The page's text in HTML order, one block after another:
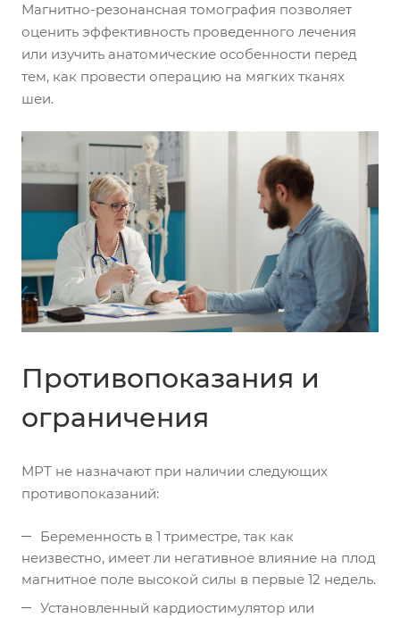
Магнитно-резонансная томография позволяет
оценить эффективность проведенного лечения
или изучить анатомические особенности перед
тем, как провести операцию на мягких тканях
шеи.
Противопоказания и
ограничения
МРТ не назначают при наличии следующих
противопоказаний:
Беременность в 1 триместре, так как
неизвестно, имеет ли негативное влияние на плод
магнитное поле высокой силы в первые 12 недель.
Установленный кардиостимулятор или